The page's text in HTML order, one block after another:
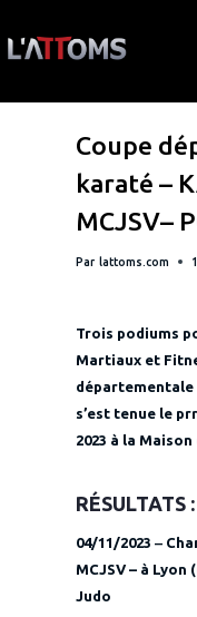
au
Coupe
karaté –
MCJSV–
Par lattoms.com
Trois podiums
Martiaux et
départementale
s’est tenue le
2023 à la Maison
RÉSULTATS :
04/11/2023 –
MCJSV – à Lyon
Judo